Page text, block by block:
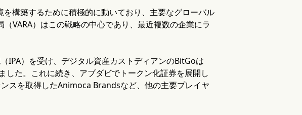
構築するために積極的に動いており、主要なグローバル
VARA）はこの戦略の中心であり、最近複数の企業にラ
IPA）を受け、デジタル資産カストディアンのBitGoは
た。これに続き、アブダビでトークン化証券を展開し
スを取得したAnimoca Brandsなど、他の主要プレイヤ